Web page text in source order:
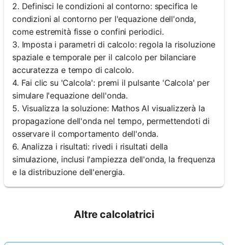
2. Definisci le condizioni al contorno: specifica le
condizioni al contorno per l'equazione dell'onda,
come estremità fisse o confini periodici.
3. Imposta i parametri di calcolo: regola la risoluzione
spaziale e temporale per il calcolo per bilanciare
accuratezza e tempo di calcolo.
4. Fai clic su 'Calcola': premi il pulsante 'Calcola' per
simulare l'equazione dell'onda.
5. Visualizza la soluzione: Mathos AI visualizzerà la
propagazione dell'onda nel tempo, permettendoti di
osservare il comportamento dell'onda.
6. Analizza i risultati: rivedi i risultati della
simulazione, inclusi l'ampiezza dell'onda, la frequenza
e la distribuzione dell'energia.
Altre calcolatrici